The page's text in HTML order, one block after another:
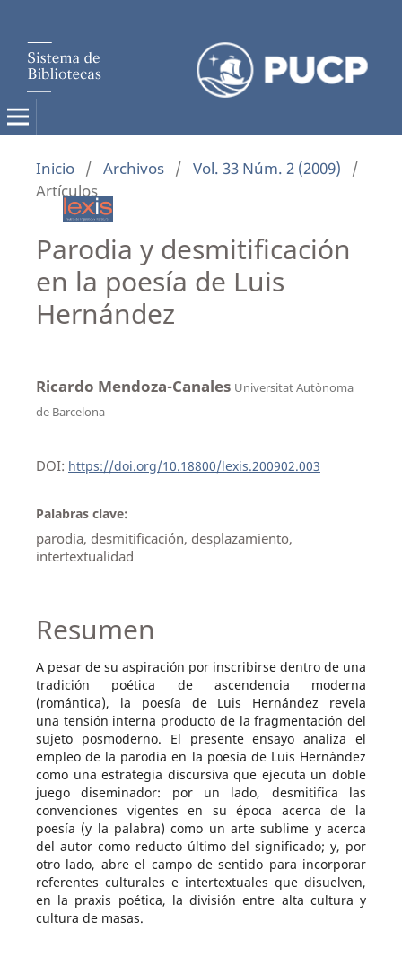
Inicio / Archivos / Vol. 33 Núm. 2 (2009)
/
Artículos
Parodia y desmitificación
en la poesía de Luis
Hernández
Ricardo Mendoza-Canales Universitat Autònoma
de Barcelona
DOI: https://doi.org/10.18800/lexis.200902.003
Palabras clave:
parodia, desmitificación, desplazamiento,
intertextualidad
Resumen
A pesar de su aspiración por inscribirse dentro de una
tradición poética de ascendencia moderna
(romántica), la poesía de Luis Hernández revela
una tensión interna producto de la fragmentación del
sujeto posmoderno. El presente ensayo analiza el
empleo de la parodia en la poesía de Luis Hernández
como una estrategia discursiva que ejecuta un doble
juego diseminador: por un lado, desmitifica las
convenciones vigentes en su época acerca de la
poesía (y la palabra) como un arte sublime y acerca
del autor como reducto último del significado; y, por
otro lado, abre el campo de sentido para incorporar
referentes culturales e intertextuales que disuelven,
en la praxis poética, la división entre alta cultura y
cultura de masas.